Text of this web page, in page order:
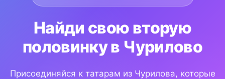
Найди свою вторую
половинку в Чурилово
Присоединяйся к татарам из Чурилова, которые